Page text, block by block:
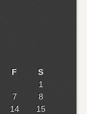
F
S
1
7
8
14
15